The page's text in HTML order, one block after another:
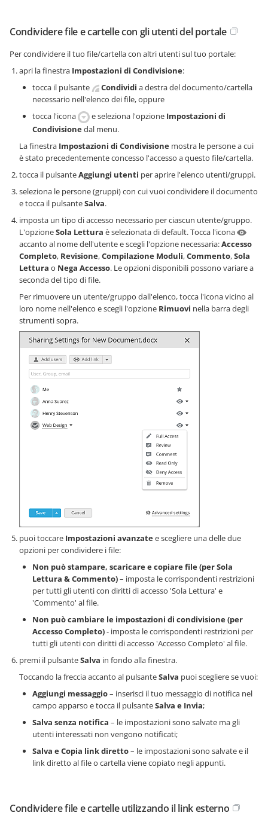
Condividere file e cartelle con gli utenti del portale
Per condividere il tuo file/cartella con altri utenti sul tuo portale:
apri la finestra Impostazioni di Condivisione:
tocca il pulsante
Condividi a destra del documento/cartella
necessario nell'elenco dei file, oppure
tocca l'icona
e seleziona l'opzione Impostazioni di
Condivisionedal menu.
La finestra Impostazioni di Condivisione mostra le persone a cui
è stato precedentemente concesso l'accesso a questo file/cartella.
tocca il pulsanteAggiungi utenti per aprire l'elenco utenti/gruppi.
seleziona le persone (gruppi) con cui vuoi condividere il documento
e tocca il pulsanteSalva.
imposta un tipo di accesso necessario per ciascun utente/gruppo.
L'opzioneSola Lettura è selezionata di default. Tocca l'icona
accanto al nome dell'utente e scegli l'opzione necessaria:Accesso
Completo, Revisione,Compilazione Moduli,Commento,Sola
Lettura o Nega Accesso. Le opzioni disponibili possono variare a
seconda del tipo di file.
Per rimuovere un utente/gruppo dall'elenco, tocca l'icona vicino al
loro nome nell'elenco e scegli l'opzione Rimuovi nella barra degli
strumenti sopra.
puoi toccare Impostazioni avanzatee scegliere una delle due
opzioni per condividere i file:
Non può stampare, scaricare e copiare file (per Sola
Lettura & Commento)– imposta le corrispondenti restrizioni
per tutti gli utenti con diritti di accesso 'Sola Lettura' e
'Commento' al file.
Non può cambiare le impostazioni di condivisione (per
Accesso Completo)- imposta le corrispondenti restrizioni per
tutti gli utenti con diritti di accesso 'Accesso Completo' al file.
premi il pulsanteSalva in fondo alla finestra.
Toccando la freccia accanto al pulsanteSalva puoi scegliere se vuoi:
Aggiungi messaggio– inserisci il tuo messaggio di notifica nel
campo apparso e tocca il pulsanteSalva e Invia;
Salva senza notifica – le impostazioni sono salvate ma gli
utenti interessati non vengono notificati;
Salva e Copia link diretto– le impostazioni sono salvate e il
link diretto al file o cartella viene copiato negli appunti.
Condividere file e cartelle utilizzando il link esterno